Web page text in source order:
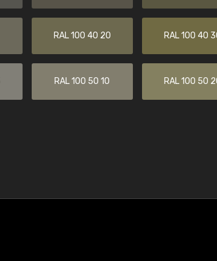
RAL 100 40 20 RAL 100 40
RAL 100 50 10 RAL 100 50